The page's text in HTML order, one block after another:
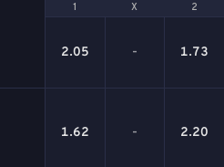
1 Х 2
1 Х 2
2.05 - 1.73
1.62 - 2.20